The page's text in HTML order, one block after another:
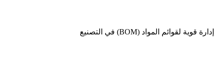
إدارة قوية لقوائم المواد (BOM) في التصنيع